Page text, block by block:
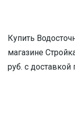
Купить
магазине
руб. с доставкой